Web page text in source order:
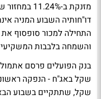
דו"חותיה השבוע המניה
והשמחה בלבבות
בנק הפועלים פרסם
שקל באג"ח - הנפקה